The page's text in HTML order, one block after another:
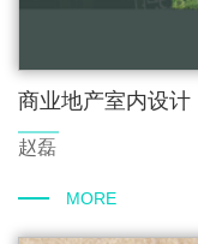
商业地产室内设计
赵磊
MORE